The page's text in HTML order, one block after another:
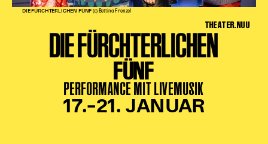
DIE FÜRCHTERLICHEN FÜNF(c) Bettina Frenzel
THEATER.NUU
DIE FÜRCHTERLICHEN
FÜNF
PERFORMANCE MIT LIVEMUSIK
17.–21. JANUAR